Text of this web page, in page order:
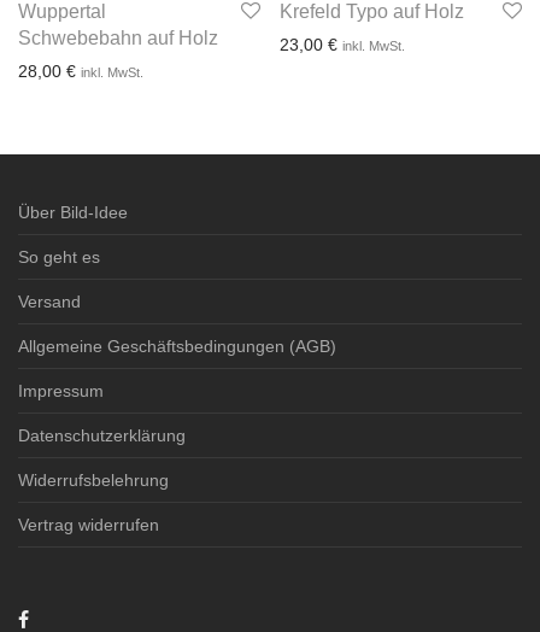
3-4 Werktage 3-4 Werktage
Wuppertal
Schwebebahn auf Holz
28,00 € inkl. MwSt.
Krefeld Typo auf Holz
23,00 € inkl. MwSt.
Über Bild-Idee
So geht es
Versand
Allgemeine Geschäftsbedingungen (AGB)
Impressum
Datenschutzerklärung
Widerrufsbelehrung
Vertrag widerrufen